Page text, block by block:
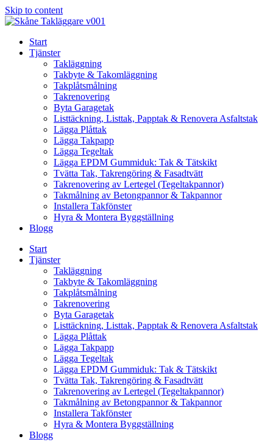
Skip to content
Start
Tjänster
Takläggning
Takbyte & Takomläggning
Takplåtsmålning
Takrenovering
Byta Garagetak
Listtäckning, Listtak, Papptak & Renovera Asfaltstak
Lägga Plåttak
Lägga Takpapp
Lägga Tegeltak
Lägga EPDM Gummiduk: Tak & Tätskikt
Tvätta Tak, Takrengöring & Fasadtvätt
Takrenovering av Lertegel (Tegeltakpannor)
Takmålning av Betongpannor & Takpannor
Installera Takfönster
Hyra & Montera Byggställning
Blogg
Start
Tjänster
Takläggning
Takbyte & Takomläggning
Takplåtsmålning
Takrenovering
Byta Garagetak
Listtäckning, Listtak, Papptak & Renovera Asfaltstak
Lägga Plåttak
Lägga Takpapp
Lägga Tegeltak
Lägga EPDM Gummiduk: Tak & Tätskikt
Tvätta Tak, Takrengöring & Fasadtvätt
Takrenovering av Lertegel (Tegeltakpannor)
Takmålning av Betongpannor & Takpannor
Installera Takfönster
Hyra & Montera Byggställning
Blogg